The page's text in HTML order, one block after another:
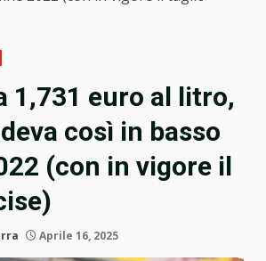
1,731 euro al litro,
così in basso
(con in vigore il
Aprile 16, 2025